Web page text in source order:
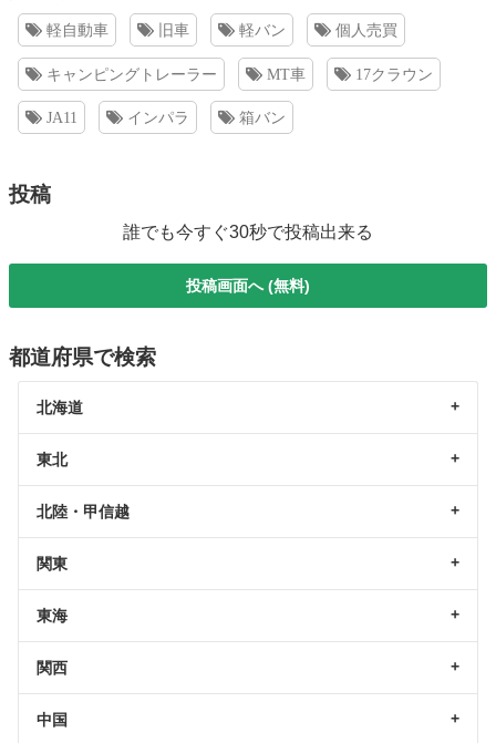
軽自動車 旧車 軽バン 個人売買
キャンピングトレーラー MT車 17クラウン
JA11 インパラ 箱バン
投稿
誰でも今すぐ30秒で投稿出来る
投稿画面へ (無料)
都道府県で検索
北海道
東北
北陸・甲信越
関東
東海
関西
中国